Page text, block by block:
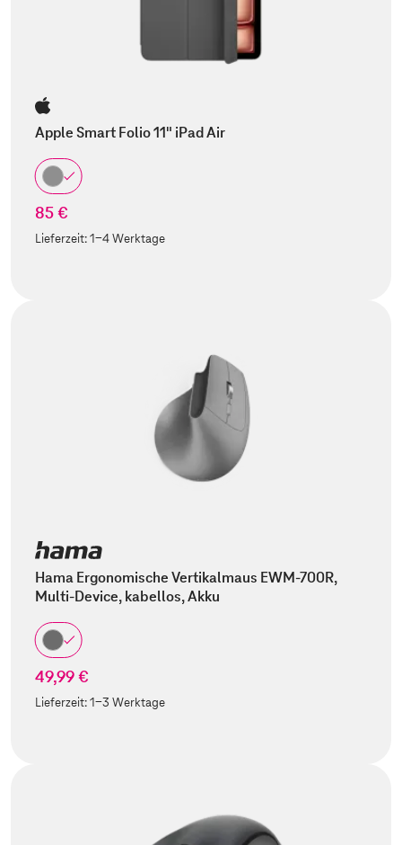
Apple Smart Folio 11" iPad Air
85 €
Lieferzeit:1-4 Werktage
Hama Ergonomische Vertikalmaus EWM-700R,
Multi-Device, kabellos, Akku
49,99 €
Lieferzeit:1-3 Werktage